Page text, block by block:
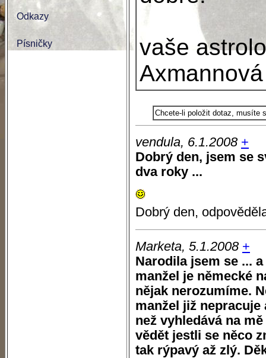
Odkazy
Písničky
vaše
Axmannová
Chcete-li položit dotaz, musíte
vendula, 6.1.2008 +
Dobrý den, jsem se
dva roky ...
Dobrý den,
Marketa, 5.1.2008 +
Narodila jsem se ...
manžel je německé
nějak nerozumíme.
manžel již nepracuje
než vyhledává na
vědět jestli se něco
tak rýpavý až zlý.